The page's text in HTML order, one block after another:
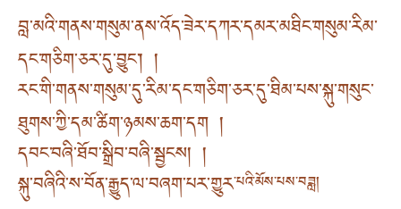
བླ་མའི་གནས་གསུམ་ནས་འོད་ཟེར་དཀར་དམར་མཐིང་གསུམ་རིམ་
དང་གཅིག་ཅར་དུ་བྱུང་། །
རང་གི་གནས་གསུམ་དུ་རིམ་དང་གཅིག་ཅར་དུ་ཐིམ་པས་སྐུ་གསུང་
ཐུགས་ཀྱི་དམ་ཚིག་ཉམས་ཆག་དག །
དབང་བཞི་ཐོབ་སྒྲིབ་བཞི་སྦྱངས། །
སྐུ་བཞིའི་ས་བོན་རྒྱུད་ལ་བཞག་པར་གྱུར་པའི་མོས་པས་བཟླ།